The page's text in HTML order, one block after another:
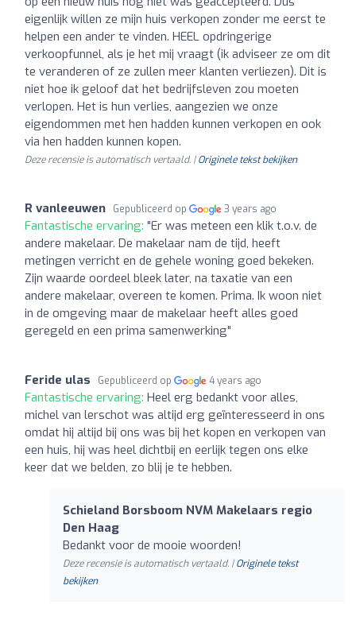
eigenlijk willen ze mijn huis verkopen zonder me eerst te
helpen een ander te vinden. HEEL opdringerige
verkoopfunnel, als je het mij vraagt (ik adviseer ze om dit
te veranderen of ze zullen meer klanten verliezen). Dit is
niet hoe ik geloof dat het bedrijfsleven zou moeten
verlopen. Het is hun verlies, aangezien we onze
eigendommen met hen hadden kunnen verkopen en ook
via hen hadden kunnen kopen.
Deze recensie is automatisch vertaald. |Originele tekst bekijken
R vanleeuwen Gepubliceerd op 3 years ago
Fantastische ervaring: "Er was meteen een klik t.o.v. de
andere makelaar. De makelaar nam de tijd, heeft
metingen verricht en de gehele woning goed bekeken.
Zijn waarde oordeel bleek later, na taxatie van een
andere makelaar, overeen te komen. Prima. Ik woon niet
in de omgeving maar de makelaar heeft alles goed
geregeld en een prima samenwerking"
Feride ulas Gepubliceerd op 4 years ago
Fantastische ervaring: Heel erg bedankt voor alles,
michel van lerschot was altijd erg geïnteresseerd in ons
omdat hij altijd bij ons was bij het kopen en verkopen van
een huis, hij was heel dichtbij en eerlijk tegen ons elke
keer dat we belden, zo blij je te hebben.
Schieland Borsboom NVM Makelaars regio
Den Haag
Bedankt voor de mooie woorden!
Deze recensie is automatisch vertaald. |Originele tekst
bekijken